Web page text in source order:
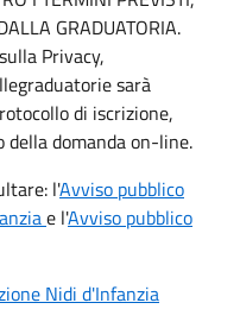
GRADUATORIA.
Privacy,
sarà
di iscrizione,
della domanda on-line.
l'Avviso pubblico
e l'Avviso pubblico
Nidi d'Infanzia